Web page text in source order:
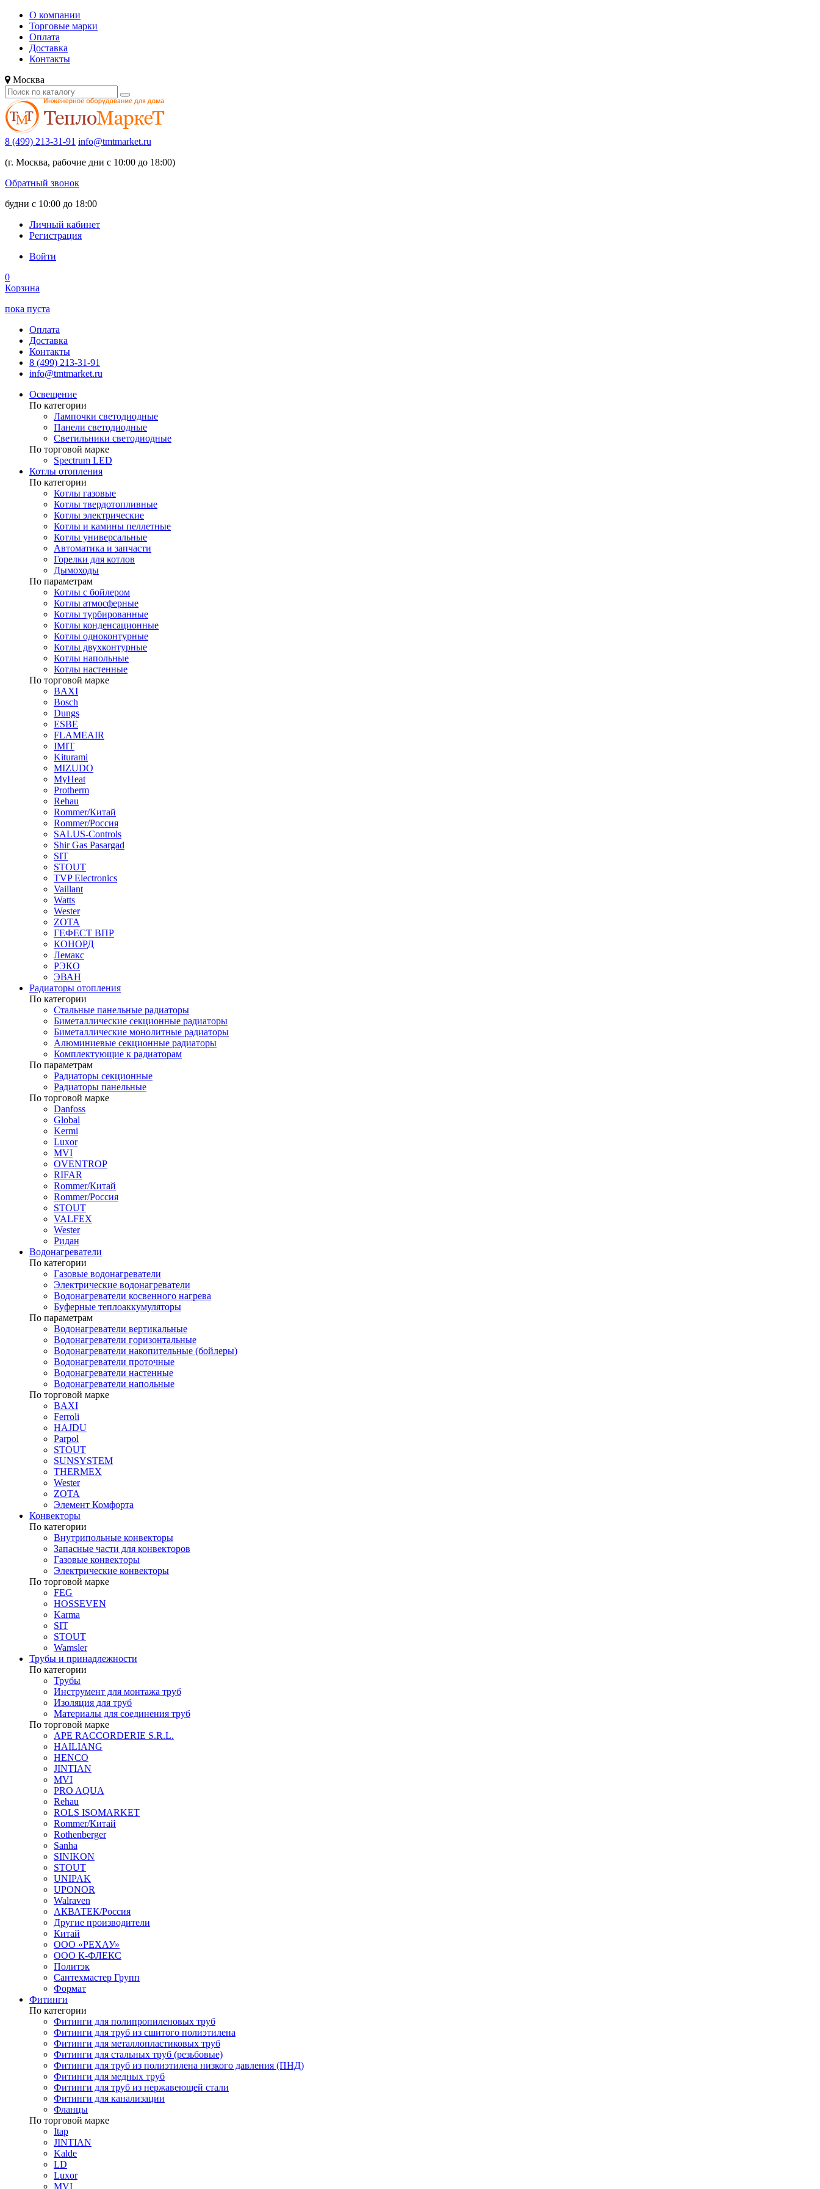
О компании
Торговые марки
Оплата
Доставка
Контакты
Москва
8 (499) 213-31-91 info@tmtmarket.ru
(г. Москва, рабочие дни с 10:00 до 18:00)
Обратный звонок
будни с 10:00 до 18:00
Личный кабинет
Регистрация
Войти
0
Корзина
пока пуста
Оплата
Доставка
Контакты
8 (499) 213-31-91
info@tmtmarket.ru
Освещение
По категории
Лампочки светодиодные
Панели светодиодные
Светильники светодиодные
По торговой марке
Spectrum LED
Котлы отопления
По категории
Котлы газовые
Котлы твердотопливные
Котлы электрические
Котлы и камины пеллетные
Котлы универсальные
Автоматика и запчасти
Горелки для котлов
Дымоходы
По параметрам
Котлы с бойлером
Котлы атмосферные
Котлы турбированные
Котлы конденсационные
Котлы одноконтурные
Котлы двухконтурные
Котлы напольные
Котлы настенные
По торговой марке
BAXI
Bosch
Dungs
ESBE
FLAMEAIR
IMIT
Kiturami
MIZUDO
MyHeat
Protherm
Rehau
Rommer/Китай
Rommer/Россия
SALUS-Controls
Shir Gas Pasargad
SIT
STOUT
TVP Electronics
Vaillant
Watts
Wester
ZOTA
ГЕФЕСТ ВПР
КОНОРД
Лемакс
РЭКО
ЭВАН
Радиаторы отопления
По категории
Стальные панельные радиаторы
Биметаллические секционные радиаторы
Биметаллические монолитные радиаторы
Алюминиевые секционные радиаторы
Комплектующие к радиаторам
По параметрам
Радиаторы секционные
Радиаторы панельные
По торговой марке
Danfoss
Global
Kermi
Luxor
MVI
OVENTROP
RIFAR​
Rommer/Китай
Rommer/Россия
STOUT
VALFEX
Wester
Ридан
Водонагреватели
По категории
Газовые водонагреватели
Электрические водонагреватели
Водонагреватели косвенного нагрева
Буферные теплоаккумуляторы
По параметрам
Водонагреватели вертикальные
Водонагреватели горизонтальные
Водонагреватели накопительные (бойлеры)
Водонагреватели проточные
Водонагреватели настенные
Водонагреватели напольные
По торговой марке
BAXI
Ferroli
HAJDU
Parpol
STOUT
SUNSYSTEM
THERMEX
Wester
ZOTA
Элемент Комфорта
Конвекторы
По категории
Внутрипольные конвекторы
Запасные части для конвекторов
Газовые конвекторы
Электрические конвекторы
По торговой марке
FEG
HOSSEVEN
Karma
SIT
STOUT
Wamsler
Трубы и принадлежности
По категории
Трубы
Инструмент для монтажа труб
Изоляция для труб
Материалы для соединения труб
По торговой марке
APE RACCORDERIE S.R.L.
HAILIANG
HENCO
JINTIAN
MVI
PRO AQUA
Rehau
ROLS ISOMARKET
Rommer/Китай
Rothenberger
Sanha
SINIKON
STOUT
UNIPAK
UPONOR
Walraven
АКВАТЕК/Россия
Другие производители
Китай
ООО «РЕХАУ»
ООО К-ФЛЕКС
Политэк
Сантехмастер Групп
Формат
Фитинги
По категории
Фитинги для полипропиленовых труб
Фитинги для труб из сшитого полиэтилена
Фитинги для металлопластиковых труб
Фитинги для стальных труб (резьбовые)
Фитинги для труб из полиэтилена низкого давления (ПНД)
Фитинги для медных труб
Фитинги для труб из нержавеющей стали
Фитинги для канализации
Фланцы
По торговой марке
Itap
JINTIAN
Kalde
LD
Luxor
MVI